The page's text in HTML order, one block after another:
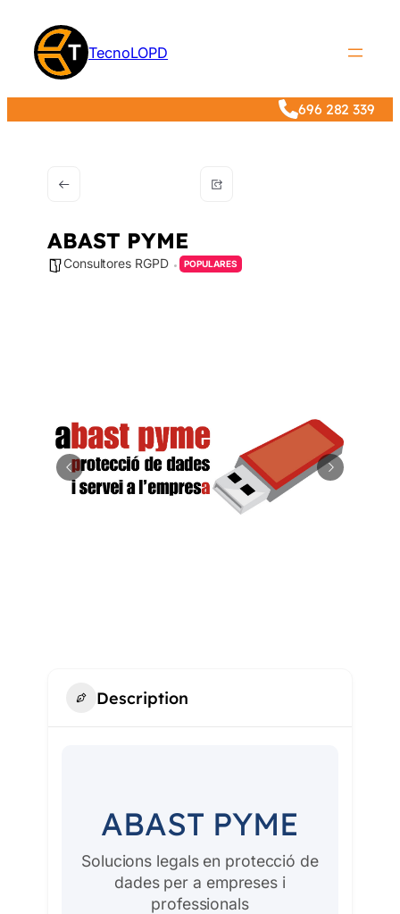
TecnoLOPD
696 282 339
ABAST PYME
Consultores RGPD POPULARES
Description
ABAST PYME
Solucions legals en protecció de
dades per a empreses i
professionals